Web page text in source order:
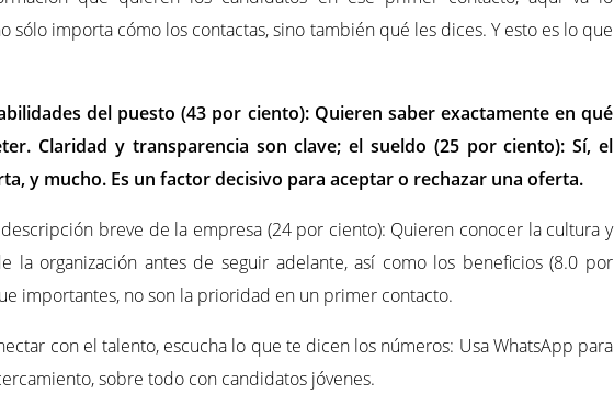
sólo importa cómo los contactas, sino también qué les dices. Y esto es lo que
del puesto (43 por ciento): Quieren saber exactamente en qué
Claridad y transparencia son clave; el sueldo (25 por ciento): Sí, el
y mucho. Es un factor decisivo para aceptar o rechazar una oferta.
breve de la empresa (24 por ciento): Quieren conocer la cultura y
la organización antes de seguir adelante, así como los beneficios (8.0 por
importantes, no son la prioridad en un primer contacto.
con el talento, escucha lo que te dicen los números: Usa WhatsApp para
sobre todo con candidatos jóvenes.